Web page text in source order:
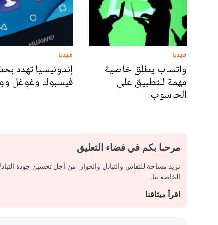
ميديا
واتساب يطلق خاصية
مهمة للتطبيق على
الحاسوب
ميديا
إندونيسيا تهدد
فيسبوك وغوغل
مرحبا بكم في فضاء التعليق
نريد مساحة للنقاش والتبادل والحوار. من أجل تحسين جودة
الخاصة بنا.
اقرأ ميثاقنا